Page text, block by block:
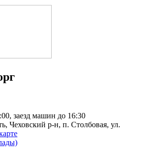
заезд машин до 16:30
Чеховский р-н, п. Столбовая, ул.